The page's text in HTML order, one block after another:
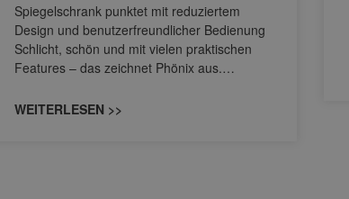
Spiegelschrank punktet mit reduziertem
Design und benutzerfreundlicher Bedienung
Schlicht, schön und mit vielen praktischen
Features – das zeichnet Phönix aus.…
WEITERLESEN >>